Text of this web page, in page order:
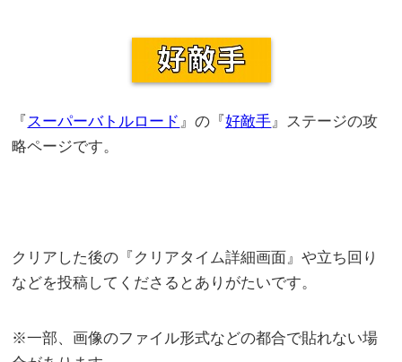
『 スーパーバトルロード 』の『好敵手 』ステージの攻
略ページです。
クリアした後の『クリアタイム詳細画面』や立ち回り
などを投稿してくださるとありがたいです。
※一部、画像のファイル形式などの都合で貼れない場